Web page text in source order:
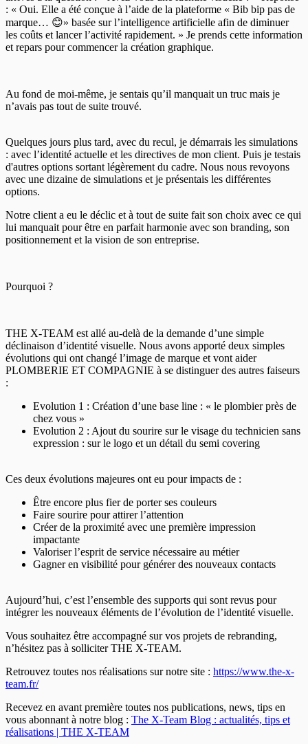
: « Oui. Elle a été conçue à l’aide de la plateforme « Bib bip pas de
marque… 😊» basée sur l’intelligence artificielle afin de diminuer
les coûts et lancer l’activité rapidement. » Je prends cette information
et repars pour commencer la création graphique.
Au fond de moi-même, je sentais qu’il manquait un truc mais je
n’avais pas tout de suite trouvé.
Quelques jours plus tard, avec du recul, je démarrais les simulations
: avec l’identité actuelle et les directives de mon client. Puis je testais
d'autres options sortant légèrement du cadre. Nous nous revoyons
avec une dizaine de simulations et je présentais les différentes
options.
Notre client a eu le déclic et à tout de suite fait son choix avec ce qui
lui manquait pour être en parfait harmonie avec son branding, son
positionnement et la vision de son entreprise.
Pourquoi ?
THE X-TEAM est allé au-delà de la demande d’une simple
déclinaison d’identité visuelle. Nous avons apporté deux simples
évolutions qui ont changé l’image de marque et vont aider
PLOMBERIE ET COMPAGNIE à se distinguer des autres faiseurs
:
Evolution 1 : Création d’une base line : « le plombier près de
chez vous »
Evolution 2 : Ajout du sourire sur le visage du technicien sans
expression : sur le logo et un détail du semi covering
Ces deux évolutions majeures ont eu pour impacts de :
Être encore plus fier de porter ses couleurs
Faire sourire pour attirer l’attention
Créer de la proximité avec une première impression
impactante
Valoriser l’esprit de service nécessaire au métier
Gagner en visibilité pour générer des nouveaux contacts
Aujourd’hui, c’est l’ensemble des supports qui sont revus pour
intégrer les nouveaux éléments de l’évolution de l’identité visuelle.
Vous souhaitez être accompagné sur vos projets de rebranding,
n’hésitez pas à solliciter THE X-TEAM.
Retrouvez toutes nos réalisations sur notre site : https://www.the-x-
team.fr/
Recevez en avant première toutes nos publications, news, tips en
vous abonnant à notre blog : The X-Team Blog : actualités, tips et
réalisations | THE X-TEAM